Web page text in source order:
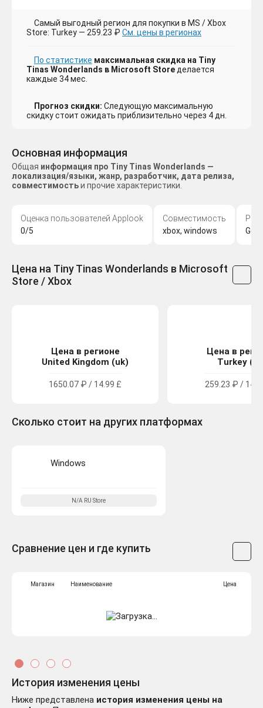
Самый выгодный регион для покупки в MS / Xbox
Store: Turkey — 259.23 ₽ См. цены в регионах
По статистике максимальная скидка на Tiny
Tinas Wonderlands в Microsoft Storeделается
каждые 34 мес.
Прогноз скидки: Следующую максимальную
скидку стоит ожидать приблизительно через 4 дн.
Основная информация
Общая информация про Tiny Tinas Wonderlands —
локализация/языки, жанр, разработчик, дата релиза,
совместимостьи прочие характеристики.
Оценка пользователей Applook
0/5
Совместимость
xbox, windows
Цена на Tiny Tinas Wonderlands в Microsoft
Store / Xbox
Цена в регионе
United Kingdom (uk)
1650.07 ₽ / 14.99 £
Цена в
Turkey
259.23 ₽ /
Сколько стоит на других платформах
Windows
N/A RU Store
Сравнение цен и где купить
Магазин Наименование Цена
История изменения цены
Ниже представлена история изменения цены на